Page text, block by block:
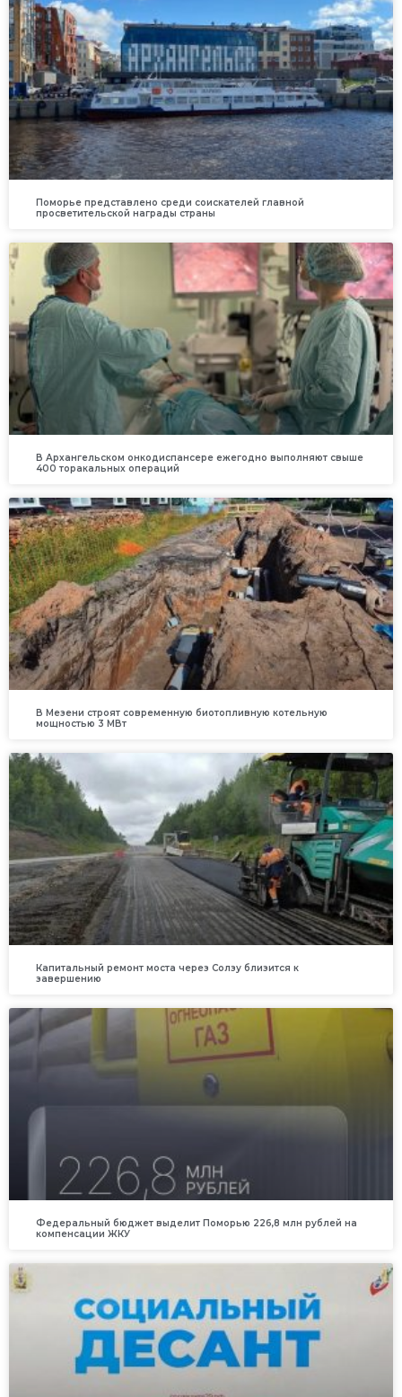
Поморье представлено среди соискателей главной
просветительской награды страны
В Архангельском онкодиспансере ежегодно выполняют свыше
400 торакальных операций
В Мезени строят современную биотопливную котельную
мощностью 3 МВт
Капитальный ремонт моста через Солзу близится к
завершению
Федеральный бюджет выделит Поморью 226,8 млн рублей на
компенсации ЖКУ